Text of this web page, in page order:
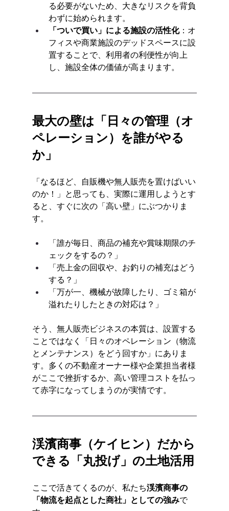
る必要がないため、大きなリスクを背負
わずに始められます。
「ついで買い」による施設の活性化：オ
フィスや商業施設のデッドスペースに設
置することで、利用者の利便性が向上
し、施設全体の価値が高まります。
最大の壁は「日々の管理（オ
ペレーション）を誰がやる
か」
「なるほど、自販機や無人販売を置けばいい
のか！」と思っても、実際に運用しようとす
ると、すぐに次の「高い壁」にぶつかりま
す。
「誰が毎日、商品の補充や賞味期限のチ
ェックをするの？」
「売上金の回収や、お釣りの補充はどう
する？」
「万が一、機械が故障したり、ゴミ箱が
溢れたりしたときの対応は？」
そう、無人販売ビジネスの本質は、設置する
ことではなく「日々のオペレーション（物流
とメンテナンス）をどう回すか」にありま
す。多くの不動産オーナー様や企業担当者様
がここで挫折するか、高い管理コストを払っ
て赤字になってしまうのが実情です。
渓濱商事（ケイヒン）だから
できる「丸投げ」の土地活用
ここで活きてくるのが、私たち渓濱商事の
「物流を起点とした商社」としての強みで